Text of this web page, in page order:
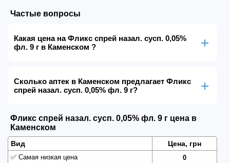
Частые вопросы
Какая цена на Фликс спрей назал. сусп. 0,05%
фл. 9 г в Каменском ?
Сколько аптек в Каменском предлагает Фликс
спрей назал. сусп. 0,05% фл. 9 г?
Фликс спрей назал. сусп. 0,05% фл. 9 г цена в
Каменском
Вид Цена, грн
✅ Самая низкая цена
0